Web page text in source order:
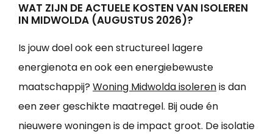
WAT ZIJN DE ACTUELE KOSTEN VAN ISOLEREN
IN MIDWOLDA (AUGUSTUS 2026)?
Is jouw doel ook een structureel lagere
energienota en ook een energiebewuste
maatschappij? Woning Midwolda isolerenis dan
een zeer geschikte maatregel. Bij oude én
nieuwere woningen is de impact groot. De isolatie